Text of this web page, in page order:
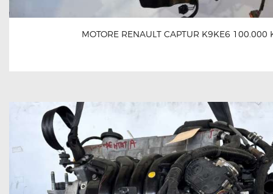
MOTORE RENAULT CAPTUR K9KE6 100.000